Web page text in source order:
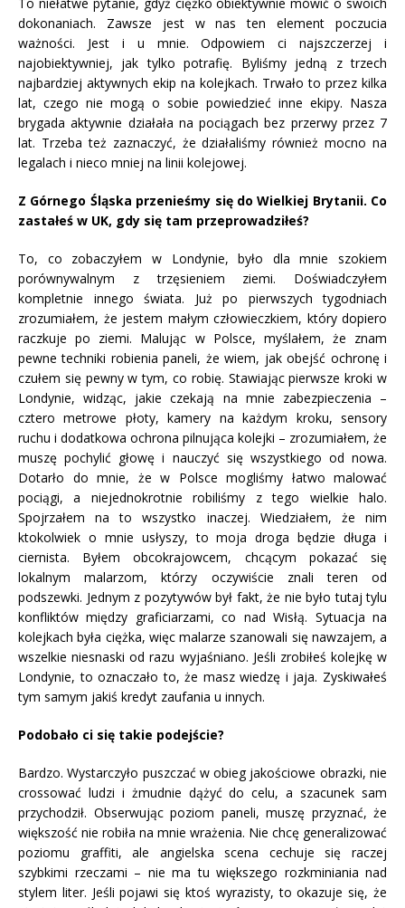
dokonaniach. Zawsze jest w nas ten element poczucia
ważności. Jest i u mnie. Odpowiem ci najszczerzej i
najobiektywniej, jak tylko potrafię. Byliśmy jedną z trzech
najbardziej aktywnych ekip na kolejkach. Trwało to przez kilka
lat, czego nie mogą o sobie powiedzieć inne ekipy. Nasza
brygada aktywnie działała na pociągach bez przerwy przez 7
lat. Trzeba też zaznaczyć, że działaliśmy również mocno na
legalach i nieco mniej na linii kolejowej.
Z Górnego Śląska przenieśmy się do Wielkiej Brytanii. Co
zastałeś w UK, gdy się tam przeprowadziłeś?
To, co zobaczyłem w Londynie, było dla mnie szokiem
porównywalnym z trzęsieniem ziemi. Doświadczyłem
kompletnie innego świata. Już po pierwszych tygodniach
zrozumiałem, że jestem małym człowieczkiem, który dopiero
raczkuje po ziemi. Malując w Polsce, myślałem, że znam
pewne techniki robienia paneli, że wiem, jak obejść ochronę i
czułem się pewny w tym, co robię. Stawiając pierwsze kroki w
Londynie, widząc, jakie czekają na mnie zabezpieczenia –
cztero metrowe płoty, kamery na każdym kroku, sensory
ruchu i dodatkowa ochrona pilnująca kolejki – zrozumiałem, że
muszę pochylić głowę i nauczyć się wszystkiego od nowa.
Dotarło do mnie, że w Polsce mogliśmy łatwo malować
pociągi, a niejednokrotnie robiliśmy z tego wielkie halo.
Spojrzałem na to wszystko inaczej. Wiedziałem, że nim
ktokolwiek o mnie usłyszy, to moja droga będzie długa i
ciernista. Byłem obcokrajowcem, chcącym pokazać się
lokalnym malarzom, którzy oczywiście znali teren od
podszewki. Jednym z pozytywów był fakt, że nie było tutaj tylu
konfliktów między graficiarzami, co nad Wisłą. Sytuacja na
kolejkach była ciężka, więc malarze szanowali się nawzajem, a
wszelkie niesnaski od razu wyjaśniano. Jeśli zrobiłeś kolejkę w
Londynie, to oznaczało to, że masz wiedzę i jaja. Zyskiwałeś
tym samym jakiś kredyt zaufania u innych.
Podobało ci się takie podejście?
Bardzo. Wystarczyło puszczać w obieg jakościowe obrazki, nie
crossować ludzi i żmudnie dążyć do celu, a szacunek sam
przychodził. Obserwując poziom paneli, muszę przyznać, że
większość nie robiła na mnie wrażenia. Nie chcę generalizować
poziomu graffiti, ale angielska scena cechuje się raczej
szybkimi rzeczami – nie ma tu większego rozkminiania nad
stylem liter. Jeśli pojawi się ktoś wyrazisty, to okazuje się, że